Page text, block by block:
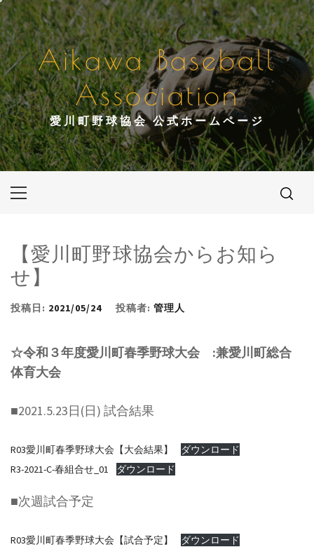
コ
ン
テ
ン
ツ
へ
ス
キ
ッ
プ
Aikawa Baseball
Association
愛川町野球協会 公式ホームページ
メ
メ
ニ
ュ
ー
【愛川町野球協会からお知ら
せ】
投稿日: 2021/05/24 投稿者: 管理人
☆令和３年度愛川町春季野球大会 :兼愛川町総合
体育大会
■2021.5.23日(日) 試合結果
R03愛川町春季野球大会【大会結果】
ダウンロード
R3-2021-C-春組合せ_01
ダウンロード
■次週試合予定
R03愛川町春季野球大会【試合予定】
ダウンロード